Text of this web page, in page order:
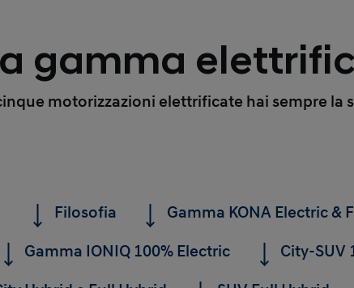
gamma
motorizzazioni elettrificate hai sempre la
Filosofia
Gamma KONA Electric &
Gamma IONIQ 100% Electric
City-SUV